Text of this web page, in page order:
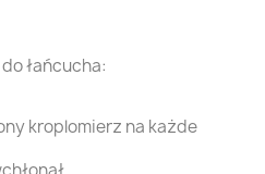
łańcucha:
kroplomierz na każde